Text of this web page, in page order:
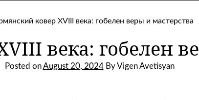
века: гобелен
Posted onAugust 20, 2024 By Vigen Avetisyan